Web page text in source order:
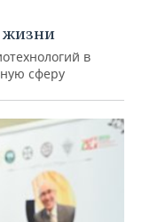
жизни
в
сферу